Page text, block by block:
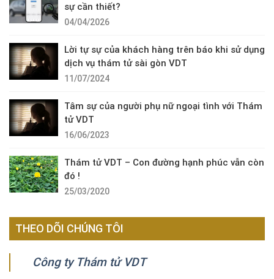
sự cần thiết?
04/04/2026
Lời tự sự của khách hàng trên báo khi sử dụng
dịch vụ thám tử sài gòn VDT
11/07/2024
Tâm sự của người phụ nữ ngoại tình với Thám
tử VDT
16/06/2023
Thám tử VDT – Con đường hạnh phúc vẫn còn
đó !
25/03/2020
THEO DÕI CHÚNG TÔI
Công ty Thám tử VDT